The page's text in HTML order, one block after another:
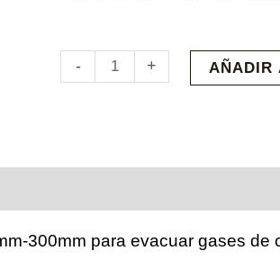
-
Sombrero
+ AÑADIR
300mm para evacuar gases